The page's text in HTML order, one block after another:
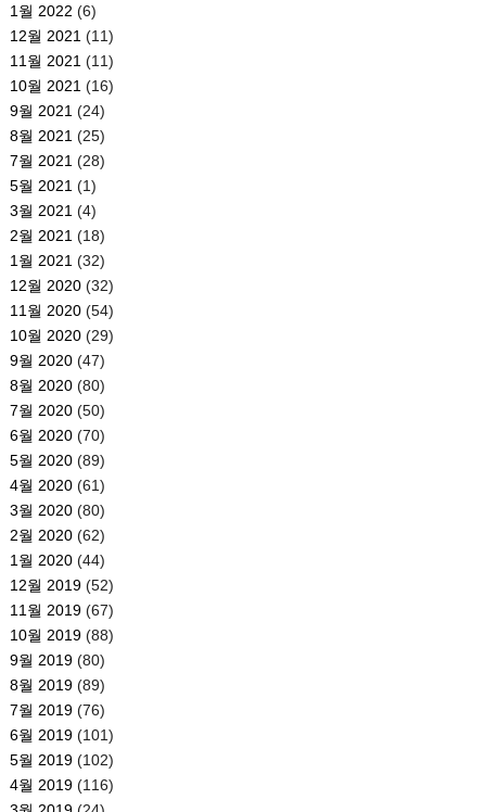
1월 2022 (6)
12월 2021 (11)
11월 2021 (11)
10월 2021 (16)
9월 2021 (24)
8월 2021 (25)
7월 2021 (28)
5월 2021 (1)
3월 2021 (4)
2월 2021 (18)
1월 2021 (32)
12월 2020(32)
11월 2020(54)
10월 2020(29)
9월 2020(47)
8월 2020(80)
7월 2020(50)
6월 2020(70)
5월 2020(89)
4월 2020(61)
3월 2020(80)
2월 2020(62)
1월 2020(44)
12월 2019(52)
11월 2019(67)
10월 2019(88)
9월 2019(80)
8월 2019(89)
7월 2019(76)
6월 2019(101)
5월 2019(102)
4월 2019(116)